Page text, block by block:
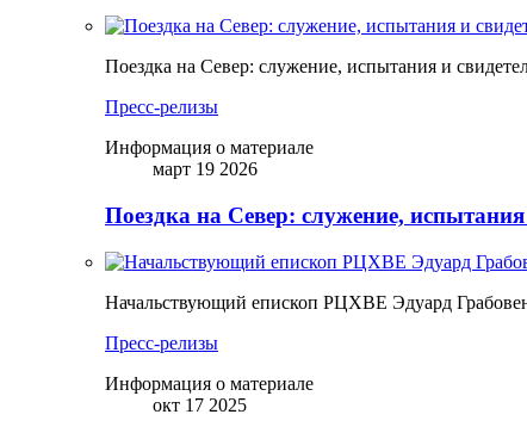
Поездка на Север: служение, испытания и
Пресс-релизы
Информация о материале
март 19 2026
Поездка на Север: служение,
Начальствующий епископ РЦХВЕ Эдуард
Пресс-релизы
Информация о материале
окт 17 2025